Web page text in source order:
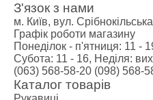
З'язок з нами
м. Київ, вул.
Графік роботи магазину
Понеділок - п'ятниця: 11 -
Субота: 11 - 16, Неділя:
(063) 568-58-20 (098) 568-
Каталог товарів